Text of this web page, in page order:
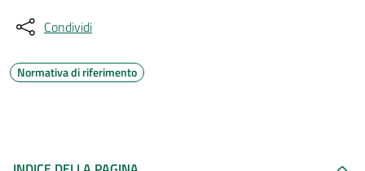
Condividi
Normativa di riferimento